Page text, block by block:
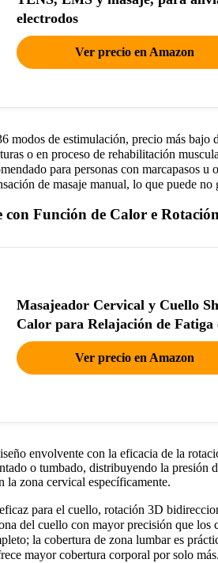
electrodos
Ver precio en Amazon
modos de estimulación, precio más bajo
o en proceso de rehabilitación
para personas con marcapasos u
de masaje manual, lo que puede no
Función de Calor e
Masajeador Cervical y Cuello
Calor para Relajación de Fatiga
Ver precio en Amazon
envolvente con la eficacia de la
o tumbado, distribuyendo la
la zona cervical específicamente.
para el cuello, rotación 3D
del cuello con mayor precisión que los
la cobertura de zona lumbar es
mayor cobertura corporal por solo más.